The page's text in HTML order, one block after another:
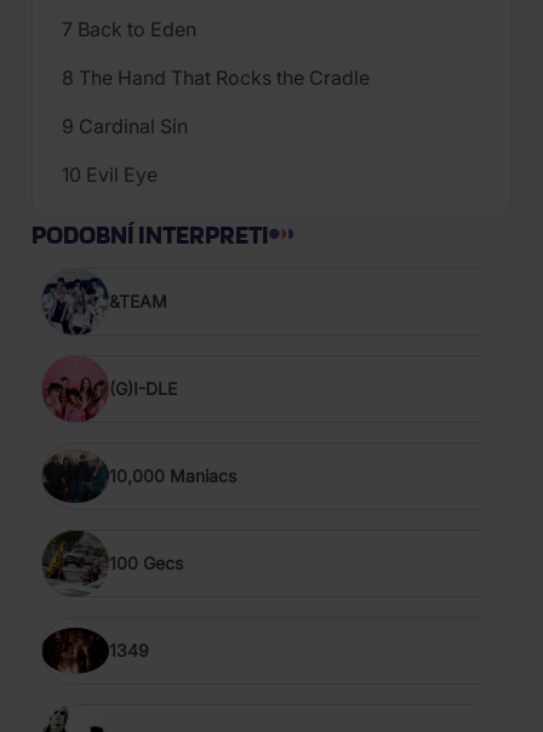
7 Back to Eden
8 The Hand That Rocks the Cradle
9 Cardinal Sin
10 Evil Eye
PODOBNÍ INTERPRETI
&TEAM
(G)I-DLE
10,000 Maniacs
100 Gecs
1349